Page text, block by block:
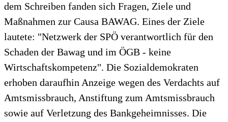
dem Schreiben fanden sich Fragen, Ziele und
Maßnahmen zur Causa BAWAG. Eines der Ziele
lautete: "Netzwerk der SPÖ verantwortlich für den
Schaden der Bawag und im ÖGB - keine
Wirtschaftskompetenz". Die Sozialdemokraten
erhoben daraufhin Anzeige wegen des Verdachts auf
Amtsmissbrauch, Anstiftung zum Amtsmissbrauch
sowie auf Verletzung des Bankgeheimnisses. Die